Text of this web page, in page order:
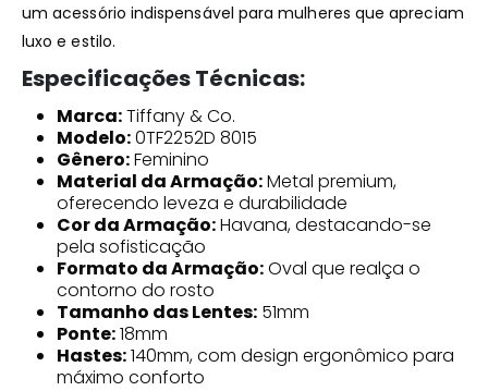
um acessório indispensável para mulheres que apreciam
luxo e estilo.
Especificações Técnicas:
Marca:Tiffany & Co.
Modelo:0TF2252D 8015
Gênero:Feminino
Material da Armação:Metal premium,
oferecendo leveza e durabilidade
Cor da Armação:Havana, destacando-se
pela sofisticação
Formato da Armação:Oval que realça o
contorno do rosto
Tamanho das Lentes: 51mm
Ponte:18mm
Hastes:140mm, com design ergonômico para
máximo conforto